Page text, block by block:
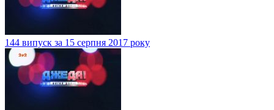
144 випуск за 15 серпня 2017 року